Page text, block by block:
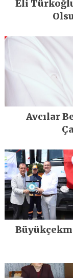
Eli
Avcılar